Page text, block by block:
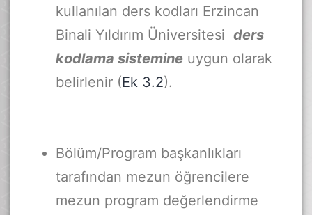
kullanılan ders kodları Erzincan
Binali Yıldırım Üniversitesi ders
kodlama sistemine uygun olarak
belirlenir (Ek 3.2).
Bölüm/Program başkanlıkları
tarafından mezun öğrencilere
mezun program değerlendirme